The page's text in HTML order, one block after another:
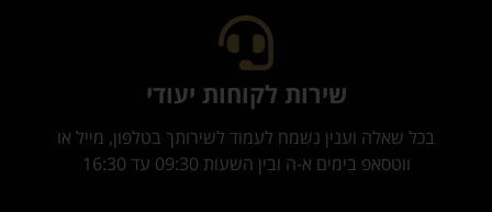
שירות לקוחות יעודי
בכל שאלה וענין נשמח לעמוד לשירותך בטלפון, מייל או
ווטסאפ בימים א-ה ובין השעות 09:30 עד 16:30